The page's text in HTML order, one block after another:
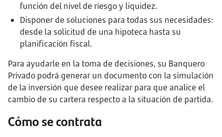
función del nivel de riesgo y liquidez.
Disponer de soluciones para todas sus necesidades:
desde la solicitud de una hipoteca hasta su
planificación fiscal.
Para ayudarle en la toma de decisiones, su Banquero
Privado podrá generar un documento con la simulación
de la inversión que desee realizar para que analice el
cambio de su cartera respecto a la situación de partida.
Cómo se contrata